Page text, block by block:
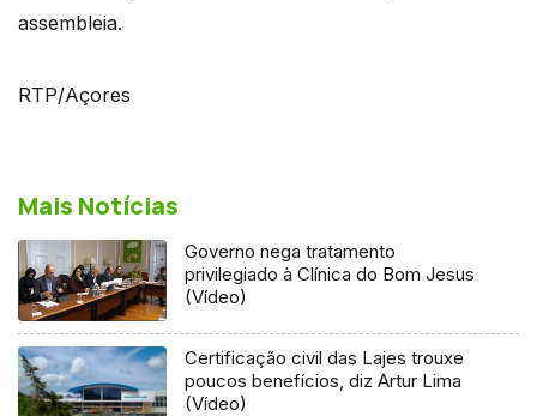
assembleia.
RTP/Açores
Mais Notícias
Governo nega tratamento
privilegiado à Clínica do Bom Jesus
(Vídeo)
Certificação civil das Lajes trouxe
poucos benefícios, diz Artur Lima
(Vídeo)